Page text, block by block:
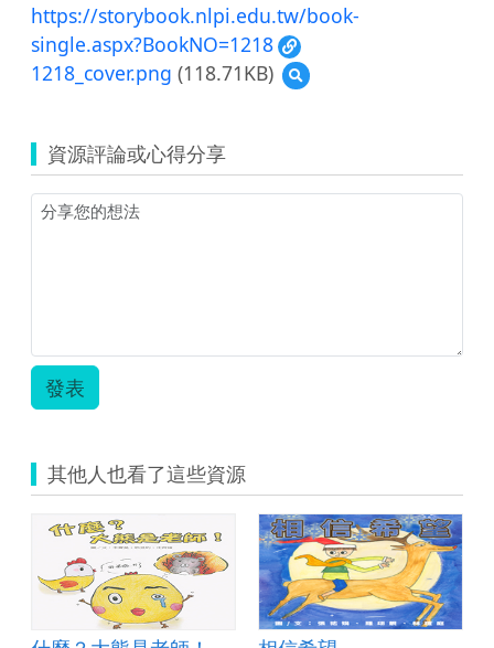
https://storybook.nlpi.edu.tw/book-
single.aspx?BookNO=1218
1218_cover.png (118.71KB)
預
覽
資源評論或心得分享
發表
其他人也看了這些資源